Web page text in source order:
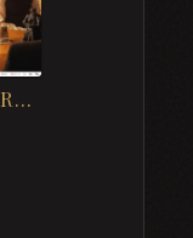
DWAJ PROKURATORZY